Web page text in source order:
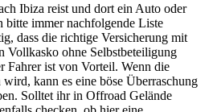
Ibiza reist und dort ein Auto oder
bitte immer nachfolgende Liste
dass die richtige Versicherung mit
Vollkasko ohne Selbstbeteiligung
Fahrer ist von Vorteil. Wenn die
kann es eine böse Überraschung
Solltet ihr in Offroad Gelände